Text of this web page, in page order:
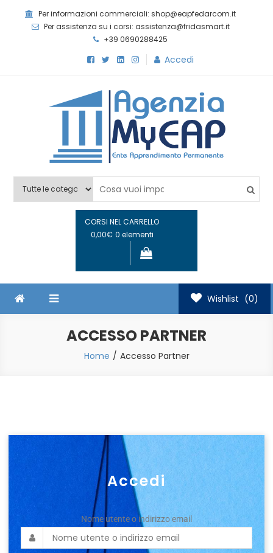
Per informazioni commerciali: shop@eapfedarcom.it
Per assistenza su i corsi: assistenza@fridasmart.it
+39 0690288425
Accedi
Agenzia MyEAP
CORSI NEL CARRELLO
0,00€ 0 elementi
Wishlist (0)
ACCESSO PARTNER
Home Accesso Partner
Accedi
Nome utente o indirizzo email